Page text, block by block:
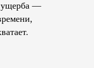
ущерба —